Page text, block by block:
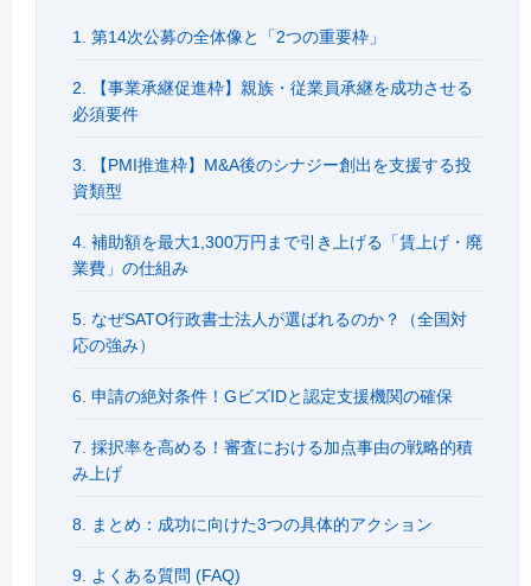
1. 第14次公募の全体像と「2つの重要枠」
2. 【事業承継促進枠】親族・従業員承継を成功させる
必須要件
3. 【PMI推進枠】M&A後のシナジー創出を支援する投
資類型
4. 補助額を最大1,300万円まで引き上げる「賃上げ・廃
業費」の仕組み
5. なぜSATO行政書士法人が選ばれるのか？（全国対
応の強み）
6. 申請の絶対条件！GビズIDと認定支援機関の確保
7. 採択率を高める！審査における加点事由の戦略的積
み上げ
8. まとめ：成功に向けた3つの具体的アクション
9. よくある質問 (FAQ)